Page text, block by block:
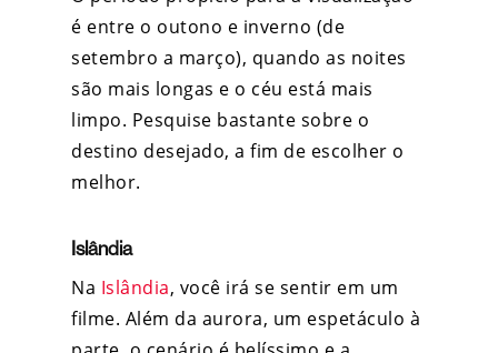
é entre o outono e inverno (de
setembro a março), quando as noites
são mais longas e o céu está mais
limpo. Pesquise bastante sobre o
destino desejado, a fim de escolher o
melhor.
Islândia
Na Islândia, você irá se sentir em um
filme. Além da aurora, um espetáculo à